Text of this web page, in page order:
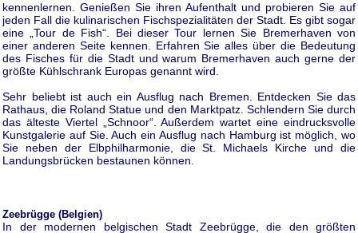
kennenlernen. Genießen Sie ihren Aufenthalt und probieren Sie auf
jeden Fall die kulinarischen Fischspezialitäten der Stadt. Es gibt sogar
eine „Tour de Fish“. Bei dieser Tour lernen Sie Bremerhaven von
einer anderen Seite kennen. Erfahren Sie alles über die Bedeutung
des Fisches für die Stadt und warum Bremerhaven auch gerne der
größte Kühlschrank Europas genannt wird.
Sehr beliebt ist auch ein Ausflug nach Bremen. Entdecken Sie das
Rathaus, die Roland Statue und den Marktpatz. Schlendern Sie durch
das älteste Viertel „Schnoor“. Außerdem wartet eine eindrucksvolle
Kunstgalerie auf Sie. Auch ein Ausflug nach Hamburg ist möglich, wo
Sie neben der Elbphilharmonie, die St. Michaels Kirche und die
Landungsbrücken bestaunen können.
Zeebrügge (Belgien)
In der modernen belgischen Stadt Zeebrügge, die den größten